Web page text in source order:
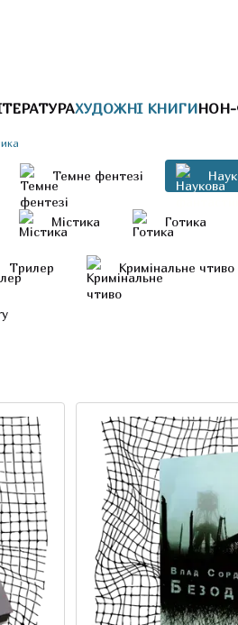
ХУДОЖНІ КНИГИ
Темне фентезі
Містика Готика
Трилер Кримінальне чтиво